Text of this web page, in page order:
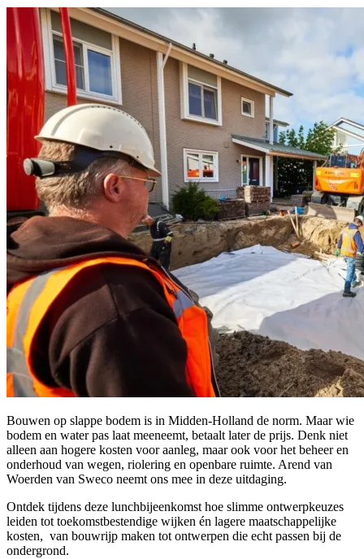
Bouwen op slappe bodem is in Midden-Holland de norm. Maar wie
bodem en water pas laat meeneemt, betaalt later de prijs. Denk niet
alleen aan hogere kosten voor aanleg, maar ook voor het beheer en
onderhoud van wegen, riolering en openbare ruimte. Arend van
Woerden van Sweco neemt ons mee in deze uitdaging.
Ontdek tijdens deze lunchbijeenkomst hoe slimme ontwerpkeuzes
leiden tot toekomstbestendige wijken én lagere maatschappelijke
kosten, van bouwrijp maken tot ontwerpen die echt passen bij de
ondergrond.